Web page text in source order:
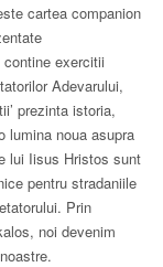
cartea​ companion
contine exercitii
Adevarului,
prezinta istoria,
lumina noua asupra
lui Iisus Hristos sunt
pentru stradaniile
Prin
noi devenim